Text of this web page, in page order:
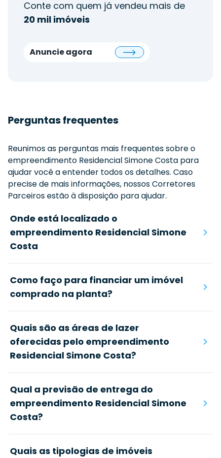
Conte com quem já vendeu mais de
20 mil imóveis
Anuncie agora
Perguntas frequentes
Reunimos as perguntas mais frequentes sobre o
empreendimento Residencial Simone Costa para
ajudar você a entender todos os detalhes. Caso
precise de mais informações, nossos Corretores
Parceiros estão à disposição para ajudar.
Onde está localizado o
empreendimento Residencial Simone
Costa
Como faço para financiar um imóvel
comprado na planta?
Quais são as áreas de lazer
oferecidas pelo empreendimento
Residencial Simone Costa?
Qual a previsão de entrega do
empreendimento Residencial Simone
Costa?
Quais as tipologias de imóveis